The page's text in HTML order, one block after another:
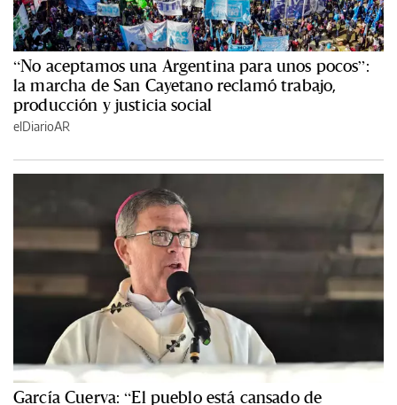
“No aceptamos una Argentina para unos pocos”:
la marcha de San Cayetano reclamó trabajo,
producción y justicia social
elDiarioAR
García Cuerva: “El pueblo está cansado de